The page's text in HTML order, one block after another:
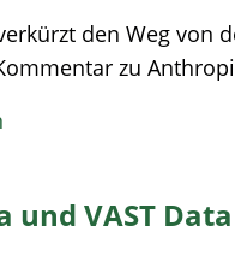
den Weg von
zu
und VAST